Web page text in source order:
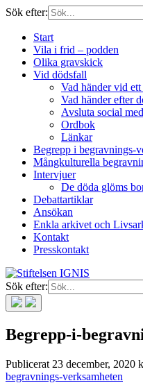
Sök efter:
Start
Vila i frid – podden
Olika gravskick
Vid dödsfall
Vad händer vid
Vad händer efter
Avsluta social
Ordbok
Länkar
Begrepp i begravnings-
Mångkulturella
Intervjuer
De döda glöms
Debattartiklar
Ansökan
Enkla arkivet och
Kontakt
Presskontakt
Sök efter:
Begrepp-i-
Publicerat 23 december, 2020
begravnings-verksamheten